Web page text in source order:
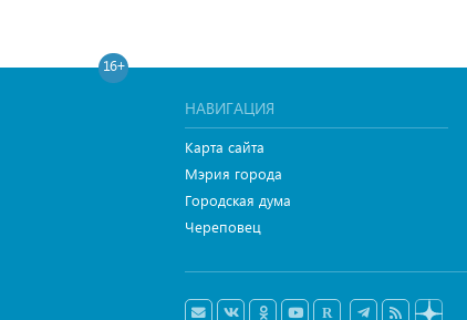
16+
НАВИГАЦИЯ
Карта сайта
Мэрия города
Городская дума
Череповец